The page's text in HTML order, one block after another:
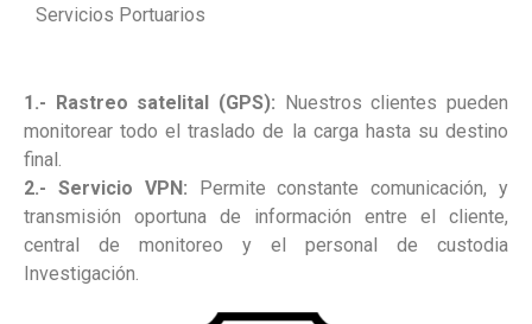
Servicios Portuarios
1.- Rastreo satelital (GPS): Nuestros clientes pueden
monitorear todo el traslado de la carga hasta su destino
final.
2.- Servicio VPN: Permite constante comunicación, y
transmisión oportuna de información entre el cliente,
central de monitoreo y el personal de custodia
Investigación.